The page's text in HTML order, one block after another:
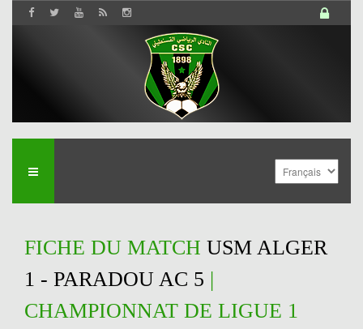
FICHE DU MATCH USM ALGER
1 - PARADOU AC 5 |
CHAMPIONNAT DE LIGUE 1